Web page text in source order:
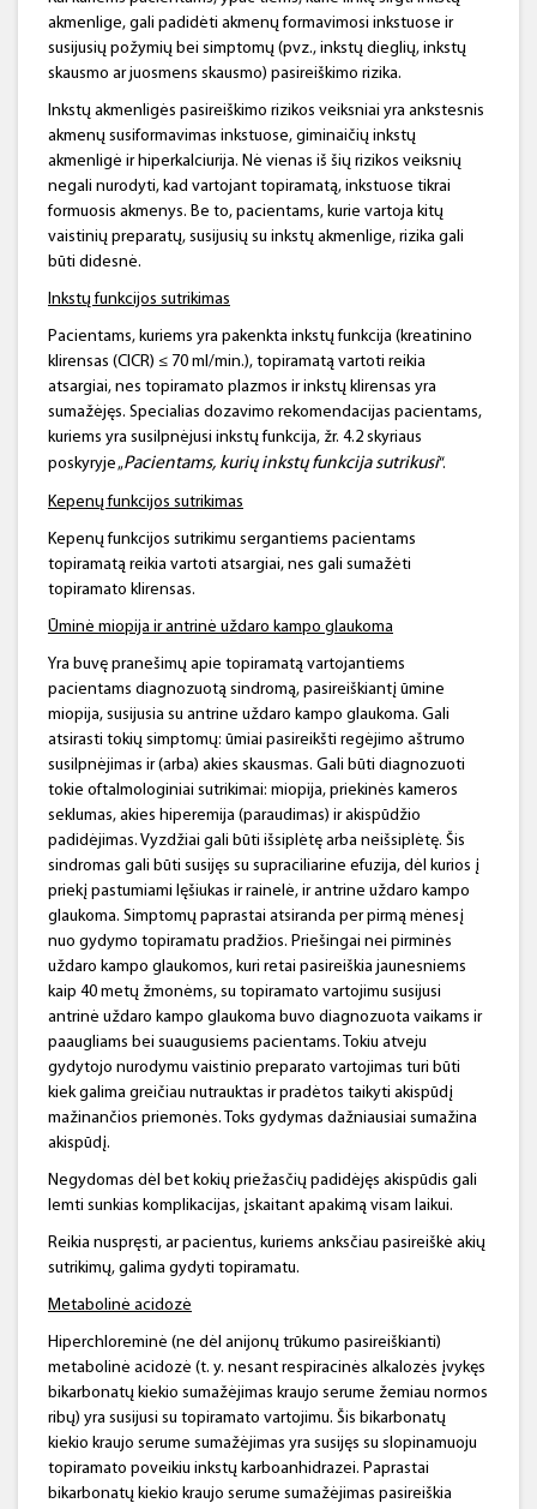
akmenlige, gali padidėti akmenų formavimosi inkstuose ir
susijusių požymių bei simptomų (pvz., inkstų dieglių, inkstų
skausmo ar juosmens skausmo) pasireiškimo rizika.
Inkstų akmenligės pasireiškimo rizikos veiksniai yra ankstesnis
akmenų susiformavimas inkstuose, giminaičių inkstų
akmenligė ir hiperkalciurija. Nė vienas iš šių rizikos veiksnių
negali nurodyti, kad vartojant topiramatą, inkstuose tikrai
formuosis akmenys. Be to, pacientams, kurie vartoja kitų
vaistinių preparatų, susijusių su inkstų akmenlige, rizika gali
būti didesnė.
Inkstų funkcijos sutrikimas
Pacientams, kuriems yra pakenkta inkstų funkcija (kreatinino
klirensas (ClCR) ≤ 70 ml/min.), topiramatą vartoti reikia
atsargiai, nes topiramato plazmos ir inkstų klirensas yra
sumažėjęs. Specialias dozavimo rekomendacijas pacientams,
kuriems yra susilpnėjusi inkstų funkcija, žr. 4.2 skyriaus
poskyryje „Pacientams, kurių inkstų funkcija sutrikusi“.
Kepenų funkcijos sutrikimas
Kepenų funkcijos sutrikimu sergantiems pacientams
topiramatą reikia vartoti atsargiai, nes gali sumažėti
topiramato klirensas.
Ūminė miopija ir antrinė uždaro kampo glaukoma
Yra buvę pranešimų apie topiramatą vartojantiems
pacientams diagnozuotą sindromą, pasireiškiantį ūmine
miopija, susijusia su antrine uždaro kampo glaukoma. Gali
atsirasti tokių simptomų: ūmiai pasireikšti regėjimo aštrumo
susilpnėjimas ir (arba) akies skausmas. Gali būti diagnozuoti
tokie oftalmologiniai sutrikimai: miopija, priekinės kameros
seklumas, akies hiperemija (paraudimas) ir akispūdžio
padidėjimas. Vyzdžiai gali būti išsiplėtę arba neišsiplėtę. Šis
sindromas gali būti susijęs su supraciliarine efuzija, dėl kurios į
priekį pastumiami lęšiukas ir rainelė, ir antrine uždaro kampo
glaukoma. Simptomų paprastai atsiranda per pirmą mėnesį
nuo gydymo topiramatu pradžios. Priešingai nei pirminės
uždaro kampo glaukomos, kuri retai pasireiškia jaunesniems
kaip 40 metų žmonėms, su topiramato vartojimu susijusi
antrinė uždaro kampo glaukoma buvo diagnozuota vaikams ir
paaugliams bei suaugusiems pacientams. Tokiu atveju
gydytojo nurodymu vaistinio preparato vartojimas turi būti
kiek galima greičiau nutrauktas ir pradėtos taikyti akispūdį
mažinančios priemonės. Toks gydymas dažniausiai sumažina
akispūdį.
Negydomas dėl bet kokių priežasčių padidėjęs akispūdis gali
lemti sunkias komplikacijas, įskaitant apakimą visam laikui.
Reikia nuspręsti, ar pacientus, kuriems anksčiau pasireiškė akių
sutrikimų, galima gydyti topiramatu.
Metabolinė acidozė
Hiperchloreminė (ne dėl anijonų trūkumo pasireiškianti)
metabolinė acidozė (t. y. nesant respiracinės alkalozės įvykęs
bikarbonatų kiekio sumažėjimas kraujo serume žemiau normos
ribų) yra susijusi su topiramato vartojimu. Šis bikarbonatų
kiekio kraujo serume sumažėjimas yra susijęs su slopinamuoju
topiramato poveikiu inkstų karboanhidrazei. Paprastai
bikarbonatų kiekio kraujo serume sumažėjimas pasireiškia